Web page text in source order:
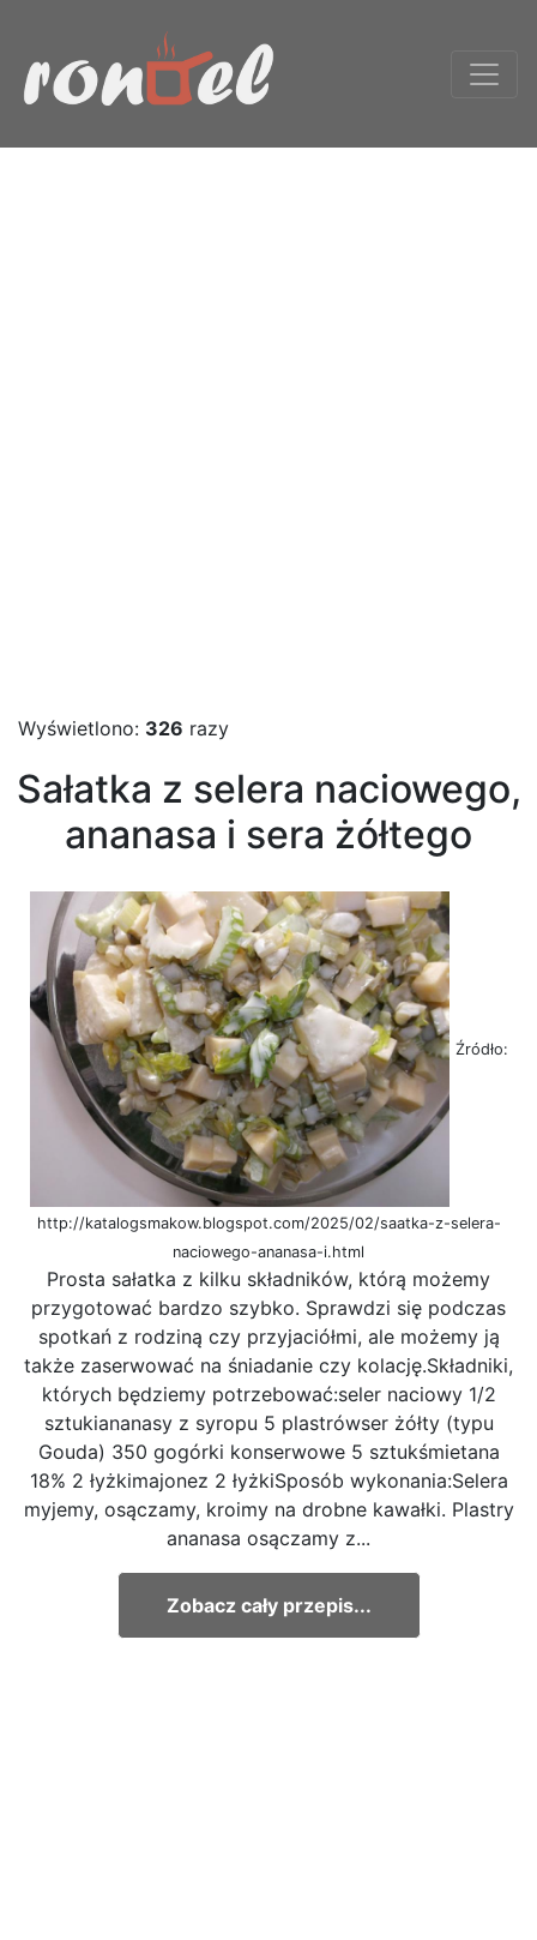
Wyświetlono: 326 razy
Sałatka z selera naciowego,
ananasa i sera żółtego
Źródło:
http://katalogsmakow.blogspot.com/2025/02/saatka-z-selera-
naciowego-ananasa-i.html
Prosta sałatka z kilku składników, którą możemy
przygotować bardzo szybko. Sprawdzi się podczas
spotkań z rodziną czy przyjaciółmi, ale możemy ją
także zaserwować na śniadanie czy kolację.Składniki,
których będziemy potrzebować:seler naciowy 1/2
sztukiananasy z syropu 5 plastrówser żółty (typu
Gouda) 350 gogórki konserwowe 5 sztukśmietana
18% 2 łyżkimajonez 2 łyżkiSposób wykonania:Selera
myjemy, osączamy, kroimy na drobne kawałki. Plastry
ananasa osączamy z...
Zobacz cały przepis...